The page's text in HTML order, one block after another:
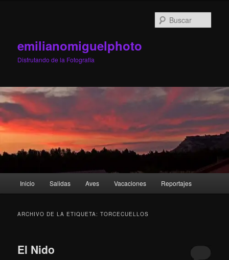
emilianomiguelphoto
Disfrutando de la Fotografía
Inicio Salidas Aves Vacaciones Reportajes
ARCHIVO DE LA ETIQUETA:TORCECUELLOS
El Nido